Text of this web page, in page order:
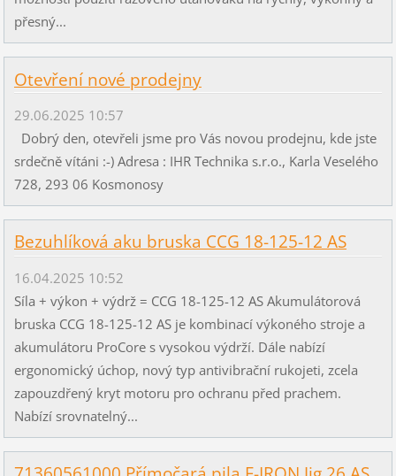
přesný...
Otevření nové prodejny
29.06.2025 10:57
Dobrý den, otevřeli jsme pro Vás novou prodejnu, kde jste
srdečně vítáni :-) Adresa : IHR Technika s.r.o., Karla Veselého
728, 293 06 Kosmonosy
Bezuhlíková aku bruska CCG 18-125-12 AS
16.04.2025 10:52
Síla + výkon + výdrž = CCG 18-125-12 AS Akumulátorová
bruska CCG 18-125-12 AS je kombinací výkoného stroje a
akumulátoru ProCore s vysokou výdrží. Dále nabízí
ergonomický úchop, nový typ antivibrační rukojeti, zcela
zapouzdřený kryt motoru pro ochranu před prachem.
Nabízí srovnatelný...